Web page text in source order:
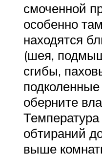
смоченной
особенно
находятся
(шея,
сгибы,
оберните
обтираний
выше